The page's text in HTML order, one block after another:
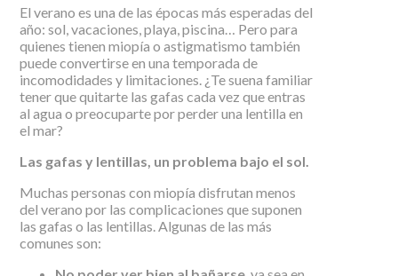
El verano es una de las épocas más esperadas del
año: sol, vacaciones, playa, piscina… Pero para
quienes tienen miopía o astigmatismo también
puede convertirse en una temporada de
incomodidades y limitaciones. ¿Te suena familiar
tener que quitarte las gafas cada vez que entras
al agua o preocuparte por perder una lentilla en
el mar?
Las gafas y lentillas, un problema bajo el sol.
Muchas personas con miopía disfrutan menos
del verano por las complicaciones que suponen
las gafas o las lentillas. Algunas de las más
comunes son: